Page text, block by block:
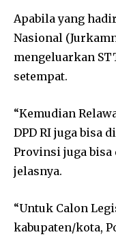
Apabila yang
Nasional
mengeluarkan
setempat.
“Kemudian
DPD RI juga bisa
Provinsi juga bisa
jelasnya.
“Untuk Calon
kabupaten/kota,